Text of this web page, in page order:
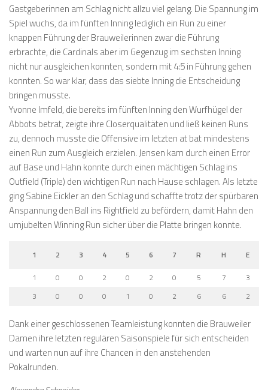
Gastgeberinnen am Schlag nicht allzu viel gelang. Die Spannung im
Spiel wuchs, da im fünften Inning lediglich ein Run zu einer
knappen Führung der Brauweilerinnen zwar die Führung
erbrachte, die Cardinals aber im Gegenzug im sechsten Inning
nicht nur ausgleichen konnten, sondern mit 4:5 in Führung gehen
konnten. So war klar, dass das siebte Inning die Entscheidung
bringen musste.
Yvonne Imfeld, die bereits im fünften Inning den Wurfhügel der
Abbots betrat, zeigte ihre Closerqualitäten und ließ keinen Runs
zu, dennoch musste die Offensive im letzten at bat mindestens
einen Run zum Ausgleich erzielen. Jensen kam durch einen Error
auf Base und Hahn konnte durch einen mächtigen Schlag ins
Outfield (Triple) den wichtigen Run nach Hause schlagen. Als letzte
ging Sabine Eickler an den Schlag und schaffte trotz der spürbaren
Anspannung den Ball ins Rightfield zu befördern, damit Hahn den
umjubelten Winning Run sicher über die Platte bringen konnte.
1 2 3 4 5 6 7 R H
E
1
0 0 2 0 2 0 5 7
3
3
0 0 0 1 0 2 6 6 2
Dank einer geschlossenen Teamleistung konnten die Brauweiler
Damen ihre letzten regulären Saisonspiele für sich entscheiden
und warten nun auf ihre Chancen in den anstehenden
Pokalrunden.